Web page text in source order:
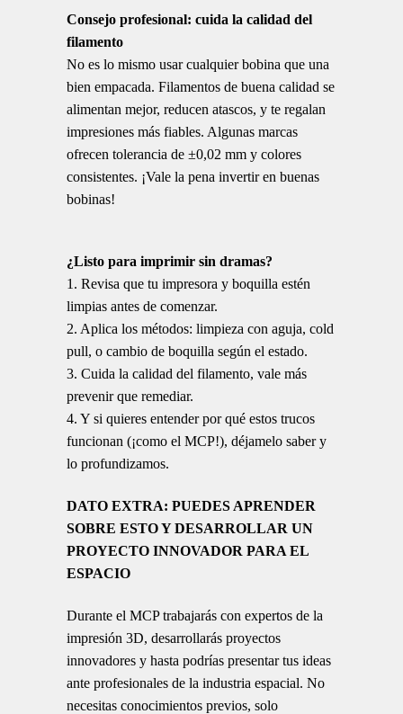
Consejo profesional: cuida la calidad del
filamento
No es lo mismo usar cualquier bobina que una
bien empacada. Filamentos de buena calidad se
alimentan mejor, reducen atascos, y te regalan
impresiones más fiables. Algunas marcas
ofrecen tolerancia de ±0,02 mm y colores
consistentes. ¡Vale la pena invertir en buenas
bobinas!
¿Listo para imprimir sin dramas?
1. Revisa que tu impresora y boquilla estén
limpias antes de comenzar.
2. Aplica los métodos: limpieza con aguja, cold
pull, o cambio de boquilla según el estado.
3. Cuida la calidad del filamento, vale más
prevenir que remediar.
4. Y si quieres entender por qué estos trucos
funcionan (¡como el MCP!), déjamelo saber y
lo profundizamos.
DATO EXTRA: PUEDES APRENDER
SOBRE ESTO Y DESARROLLAR UN
PROYECTO INNOVADOR PARA EL
ESPACIO
Durante el MCP trabajarás con expertos de la
impresión 3D, desarrollarás proyectos
innovadores y hasta podrías presentar tus ideas
ante profesionales de la industria espacial. No
necesitas conocimientos previos, solo